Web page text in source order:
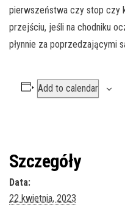
pierwszeństwa czy stop czy
przejściu, jeśli na chodniku
płynnie za poprzedzającymi
Add to calendar
Szczegóły
Data:
22 kwietnia, 2023